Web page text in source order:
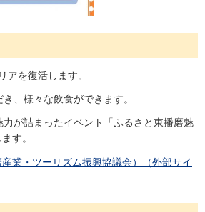
アを復活します。
、様々な飲食ができます。
が詰まったイベント「ふるさと東播磨魅
す。
業・ツーリズム振興協議会）（外部サイ